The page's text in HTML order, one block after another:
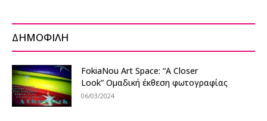
ΔΗΜΟΦΙΛΗ
FokiaNou Art Space: “A Closer
Look” Ομαδική έκθεση φωτογραφίας
06/03/2024